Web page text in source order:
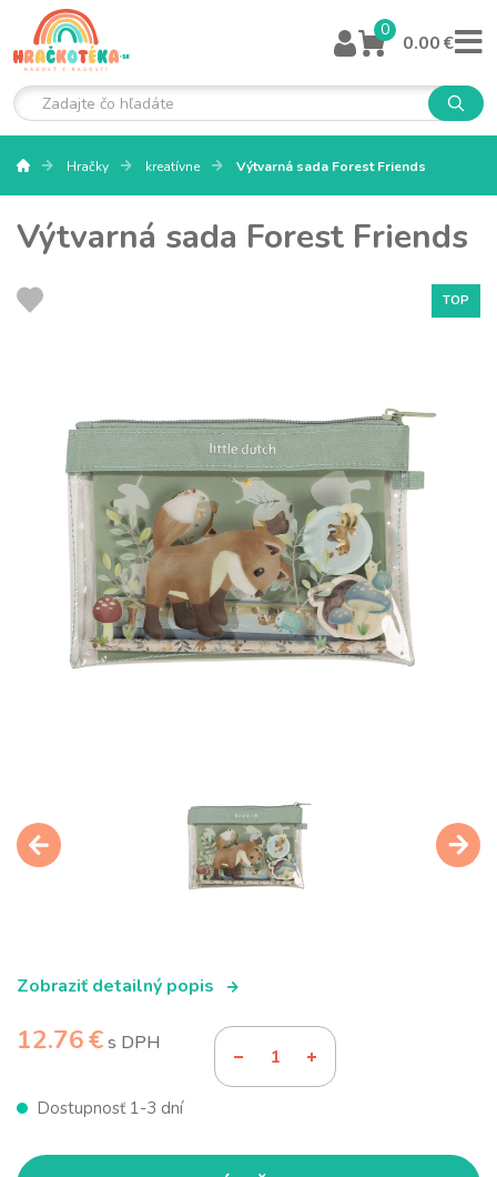
0
0.00 €
Hračky kreatívne Výtvarná sada Forest Friends
Výtvarná sada Forest Friends
TOP
Zobraziť detailný popis
12.76 €s DPH
Dostupnosť 1-3 dní